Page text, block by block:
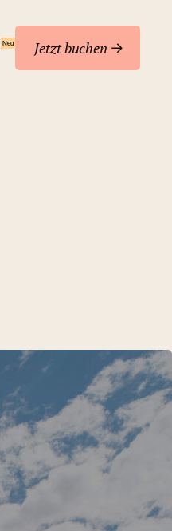
Jetzt buchen
Neu